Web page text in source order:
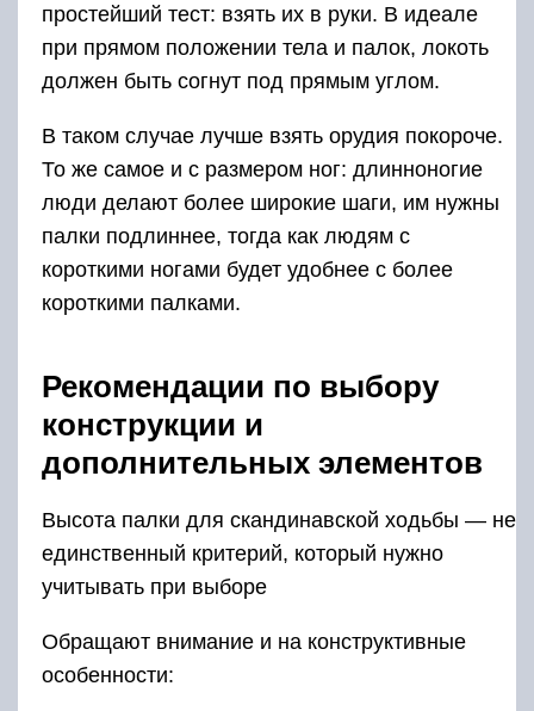
простейший тест: взять их в руки. В идеале
при прямом положении тела и палок, локоть
должен быть согнут под прямым углом.
В таком случае лучше взять орудия покороче.
То же самое и с размером ног: длинноногие
люди делают более широкие шаги, им нужны
палки подлиннее, тогда как людям с
короткими ногами будет удобнее с более
короткими палками.
Рекомендации по выбору
конструкции и
дополнительных элементов
Высота палки для скандинавской ходьбы — не
единственный критерий, который нужно
учитывать при выборе
Обращают внимание и на конструктивные
особенности: